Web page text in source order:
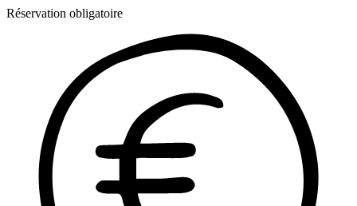
Réservation obligatoire